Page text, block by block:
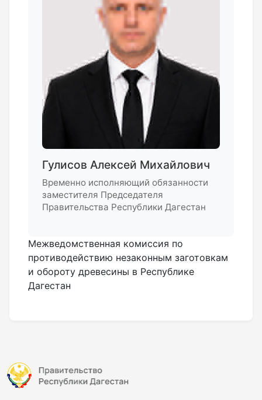
Гулисов Алексей Михайлович
Временно исполняющий обязанности
заместителя Председателя
Правительства Республики Дагестан
Межведомственная комиссия по
противодействию незаконным заготовкам
и обороту древесины в Республике
Дагестан